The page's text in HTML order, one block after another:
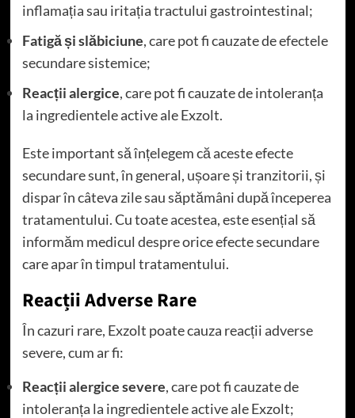
inflamația sau iritația tractului gastrointestinal;
Fatigă și slăbiciune, care pot fi cauzate de efectele
secundare sistemice;
Reacții alergice, care pot fi cauzate de intoleranța
la ingredientele active ale Exzolt.
Este important să înțelegem că aceste efecte
secundare sunt, în general, ușoare și tranzitorii, și
dispar în câteva zile sau săptămâni după începerea
tratamentului. Cu toate acestea, este esențial să
informăm medicul despre orice efecte secundare
care apar în timpul tratamentului.
Reacții Adverse Rare
În cazuri rare, Exzolt poate cauza reacții adverse
severe, cum ar fi:
Reacții alergice severe, care pot fi cauzate de
intoleranța la ingredientele active ale Exzolt;